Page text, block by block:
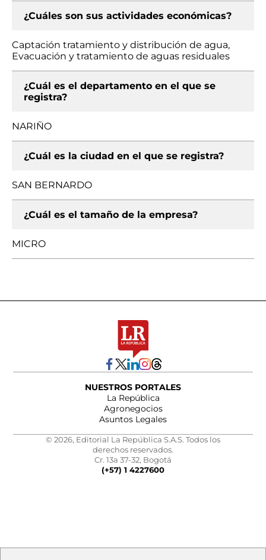
¿Cuáles son sus actividades económicas?
Captación tratamiento y distribución de agua,
Evacuación y tratamiento de aguas residuales
¿Cuál es el departamento en el que se
registra?
NARIÑO
¿Cuál es la ciudad en el que se registra?
SAN BERNARDO
¿Cuál es el tamaño de la empresa?
MICRO
NUESTROS PORTALES
La República
Agronegocios
Asuntos Legales
© 2026, Editorial La República S.A.S. Todos los
derechos reservados.
Cr. 13a 37-32, Bogotá
(+57) 1 4227600